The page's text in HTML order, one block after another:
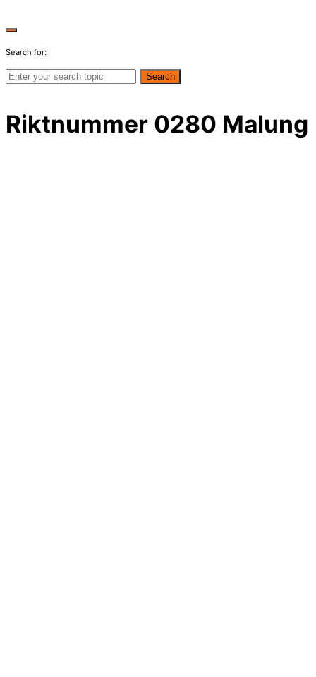
Search for:
Search
Riktnummer 0280 Malung